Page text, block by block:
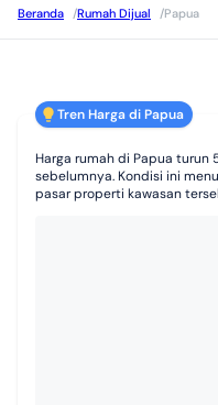
Beranda /Rumah Dijual /Papua
Tren Harga di Papua
Harga rumah di Papua turun
sebelumnya. Kondisi ini
pasar properti kawasan